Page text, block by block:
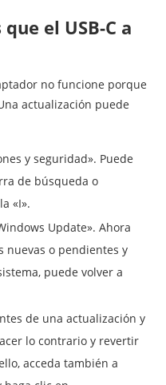
el USB-C a
no funcione porque
actualización puede
y seguridad». Puede
de búsqueda o
«I».
Update». Ahora
nuevas o pendientes y
puede volver a
de una actualización y
lo contrario y revertir
acceda también a